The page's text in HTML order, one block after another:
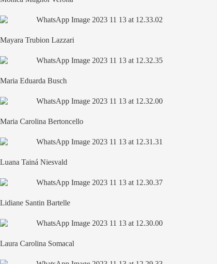
Mayara Trubion Lazzari
Maria Eduarda Busch
Maria Carolina Bertoncello
Luana Tainá Niesvald
Lidiane Santin Bartelle
Laura Carolina Somacal